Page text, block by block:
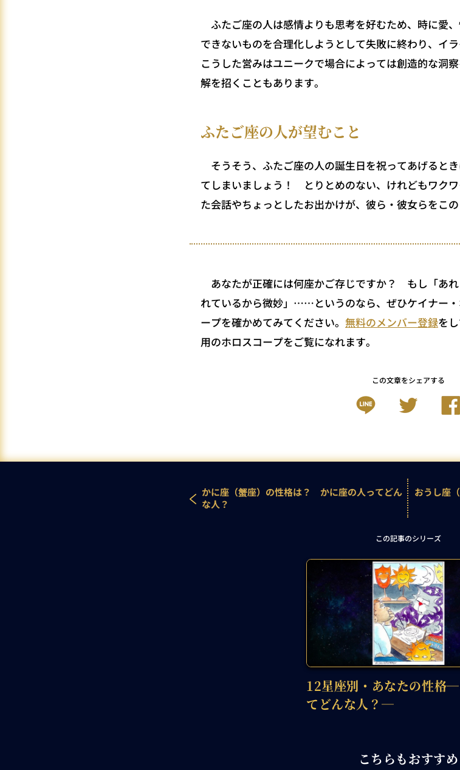
ふたご座の人は感情よりも思考を好むため、時に愛
できないものを合理化しようとして失敗に終わり、イ
こうした営みはユニークで場合によっては創造的な洞
解を招くこともあります。
ふたご座の人が望むこと
そうそう、ふたご座の人の誕生日を祝ってあげると
てしまいましょう！ とりとめのない、けれどもワク
た会話やちょっとしたお出かけが、彼ら・彼女らをこの
あなたが正確には何座かご存じですか？ もし「あ
れているから微妙」……というのなら、ぜひケイナー
ープを確かめてみてください。 無料のメンバー登録を
用のホロスコープをご覧になれます。
この文章をシェアする
かに座（蟹座）の性格は？ かに座の人ってどん
な人？
おうし座
この記事のシリーズ
12星座別・あなたの性格
てどんな人？―
こちらもおすすめ